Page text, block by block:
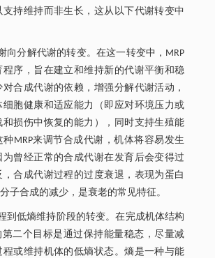
持维持而非生长，这从以下代谢转变中
向分解代谢的转变。在这一转变中，MRP
程序，旨在建立和维持新的代谢平衡和稳
合成代谢的依赖，增强分解代谢活动，
细胞健康和适应能力（即应对环境压力或
和损伤中恢复的能力），同时支持生殖能
MRP来调节合成代谢，机体将容易发生
为曾经正常的合成代谢在发育后会变得过
，合成代谢过程的过度衰退，表现为蛋白
子合成的减少，是衰老的常见特征。
到低熵维持阶段的转变。在完成机体结构
第二个目标是通过保持能量稳态，尽量减
程或维持机体的低熵状态。熵是一种与能